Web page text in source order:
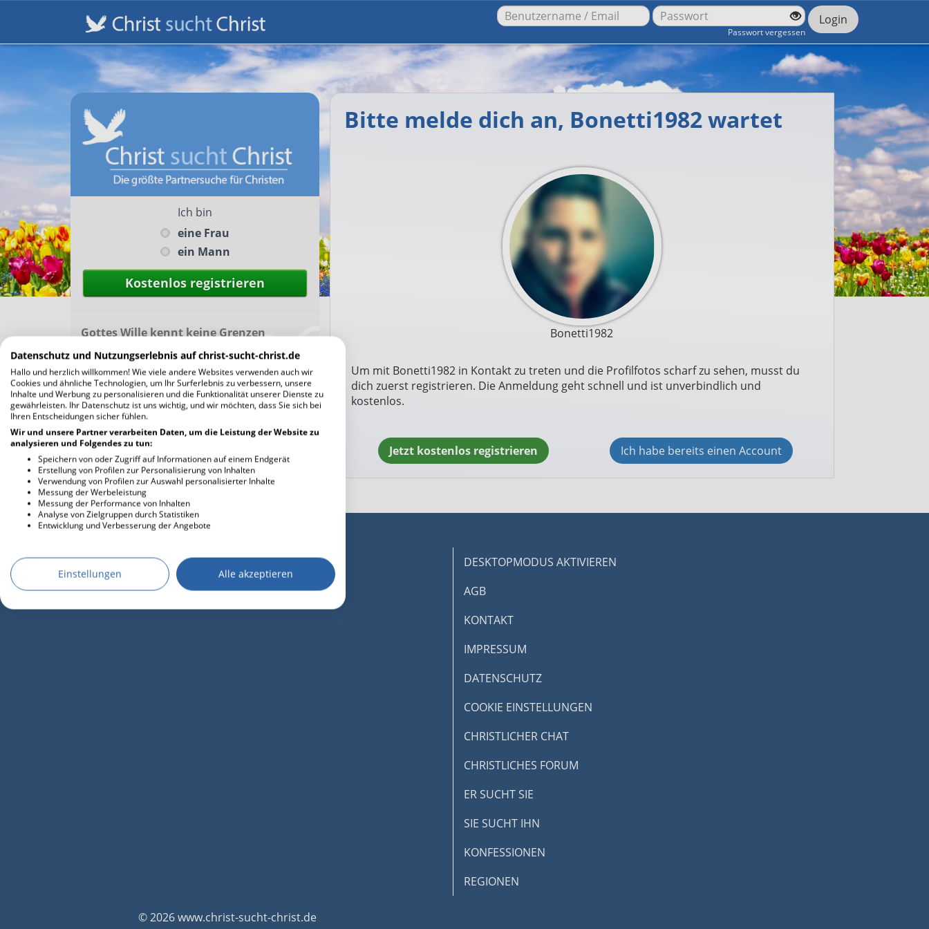
Passwort vergessen
Login
Ich bin
eine Frau
ein Mann
Kostenlos registrieren
Gottes Wille kennt keine Grenzen
Gott hat uns durch Christ sucht Christ die
Möglichkeit gegeben...
— Fabian und Selina
weitere Lovestories
Bitte melde dich an, Bonetti1982 wartet
Bonetti1982
Um mit Bonetti1982 in Kontakt zu treten und die Profilfotos scharf zu sehen, musst du
dich zuerst registrieren. Die Anmeldung geht schnell und ist unverbindlich und
kostenlos.
Jetzt kostenlos registrieren Ich habe bereits einen Account
DESKTOPMODUS AKTIVIEREN
AGB
KONTAKT
IMPRESSUM
DATENSCHUTZ
COOKIE EINSTELLUNGEN
CHRISTLICHER CHAT
CHRISTLICHES FORUM
ER SUCHT SIE
SIE SUCHT IHN
KONFESSIONEN
REGIONEN
© 2026 www.christ-sucht-christ.de
Datenschutz und Nutzungserlebnis auf christ-sucht-christ.de
Hallo und herzlich willkommen! Wie viele andere Websites verwenden auch wir
Cookies und ähnliche Technologien, um Ihr Surferlebnis zu verbessern, unsere
Inhalte und Werbung zu personalisieren und die Funktionalität unserer Dienste zu
gewährleisten. Ihr Datenschutz ist uns wichtig, und wir möchten, dass Sie sich bei
Ihren Entscheidungen sicher fühlen.
Wir und unsere Partner verarbeiten Daten, um die Leistung der Website zu
analysieren und Folgendes zu tun:
Speichern von oder Zugriff auf Informationen auf einem Endgerät
Erstellung von Profilen zur Personalisierung von Inhalten
Verwendung von Profilen zur Auswahl personalisierter Inhalte
Messung der Werbeleistung
Messung der Performance von Inhalten
Analyse von Zielgruppen durch Statistiken
Entwicklung und Verbesserung der Angebote
Einstellungen Alle akzeptieren